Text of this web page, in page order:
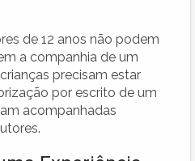
de 12 anos não podem
a companhia de um
precisam estar
por escrito de um
acompanhadas